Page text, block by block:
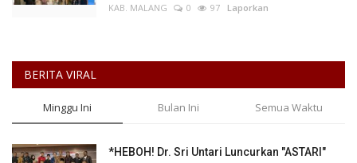
KAB. MALANG
0 97 Laporkan
BERITA VIRAL
Minggu Ini Bulan Ini Semua Waktu
*HEBOH! Dr. Sri Untari Luncurkan "ASTARI"